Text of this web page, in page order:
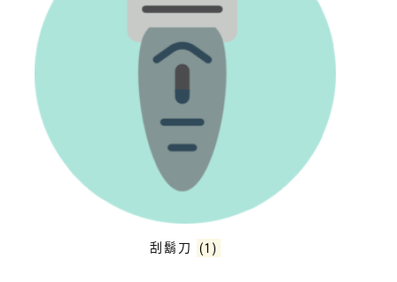
刮鬍刀 (1)